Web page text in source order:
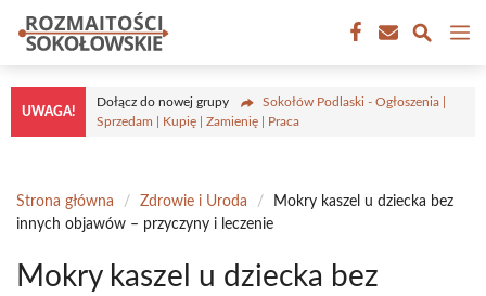
Przejdź
treści
UWAGA!
Dołącz do nowej grupy
Sokołów Podlaski - Ogłoszenia |
Sprzedam | Kupię | Zamienię | Praca
Strona główna / Zdrowie i Uroda /
Mokry kaszel u dziecka bez
innych objawów – przyczyny i leczenie
Mokry kaszel u dziecka bez